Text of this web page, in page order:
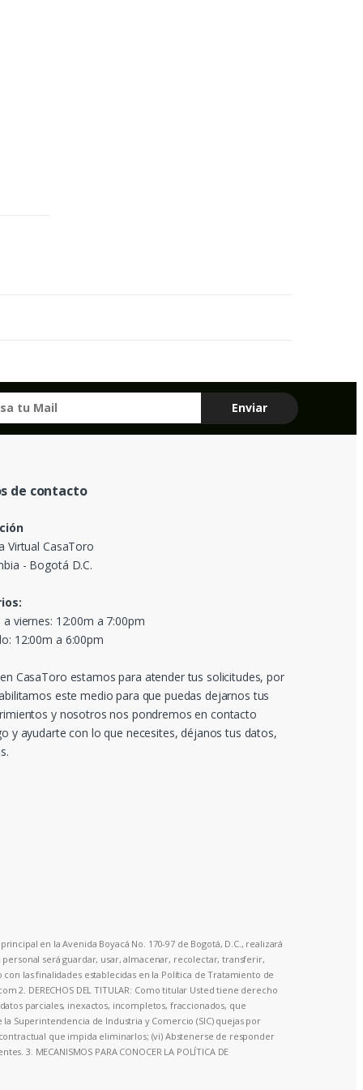
de contacto
Virtual CasaToro
- Bogotá D.C.
a viernes: 12:00m a 7:00pm
12:00m a 6:00pm
CasaToro estamos para atender tus solicitudes, por
este medio para que puedas dejarnos tus
y nosotros nos pondremos en contacto
y ayudarte con lo que necesites, déjanos tus datos,
en la Avenida Boyacá No. 170-97 de Bogotá, D.C., realizará
personal será guardar, usar, almacenar, recolectar, transferir,
las finalidades establecidas en la Política de Tratamiento de
2. DERECHOS DEL TITULAR: Como titular Usted tiene derecho
parciales, inexactos, incompletos, fraccionados, que
Superintendencia de Industria y Comercio (SIC) quejas por
que impida eliminarlos; (vi) Abstenerse de responder
MECANISMOS PARA CONOCER LA POLÍTICA DE